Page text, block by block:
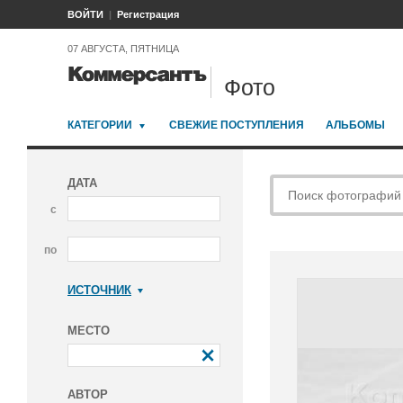
ВОЙТИ Регистрация
07 АВГУСТА, ПЯТНИЦА
Фото
КАТЕГОРИИ СВЕЖИЕ ПОСТУПЛЕНИЯ АЛЬБОМЫ
ДАТА
с
по
ИСТОЧНИК
МЕСТО
АВТОР